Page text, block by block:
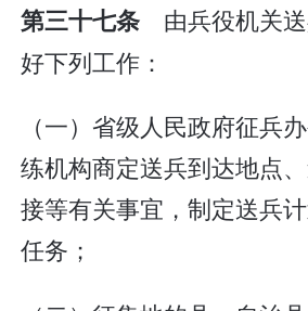
第三十七条 由兵役机关
好下列工作：
（一）省级人民政府征兵
练机构商定送兵到达地点
接等有关事宜，制定送兵
任务；